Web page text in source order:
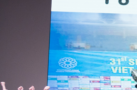
학교 CI
교직원현황
학생현황
위치/전화
전경사진